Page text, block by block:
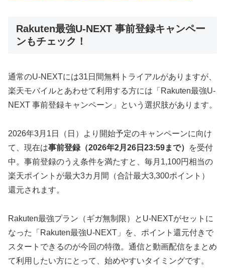
Rakuten最強U-NEXT 事前登録キャンペー
ンもチェック！
通常のU-NEXTには31日間無料トライアルがありますが、
楽天モバイルとあわせて利用する方には「Rakuten最強U-
NEXT 事前登録キャンペーン」という選択肢があります。
2026年3月1日（日）より開始予定のキャンペーンに向け
て、現在は事前登録（2026年2月26日23:59まで）
を受付
中。事前登録のうえ条件を満たすと、毎月1,100円相当の
楽天ポイントが最大3カ月間（合計最大3,300ポイント）
還元されます。
Rakuten最強プラン（ギガ無制限）とU-NEXTがセットに
なった「Rakuten最強U-NEXT」を、ポイント還元付きで
スタートできるのが今回の特徴。通信と動画配信をまとめ
て利用したい方にとって、始めやすいタイミングです。